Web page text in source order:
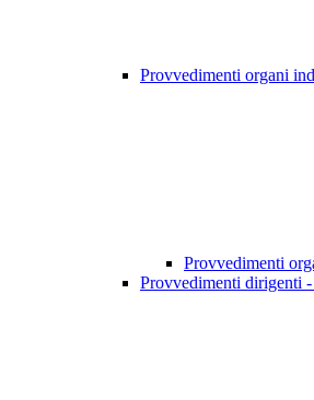
Provvedimenti organi
Provvedimenti
Provvedimenti dirigenti